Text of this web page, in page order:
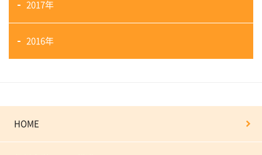
2017年
2016年
HOME